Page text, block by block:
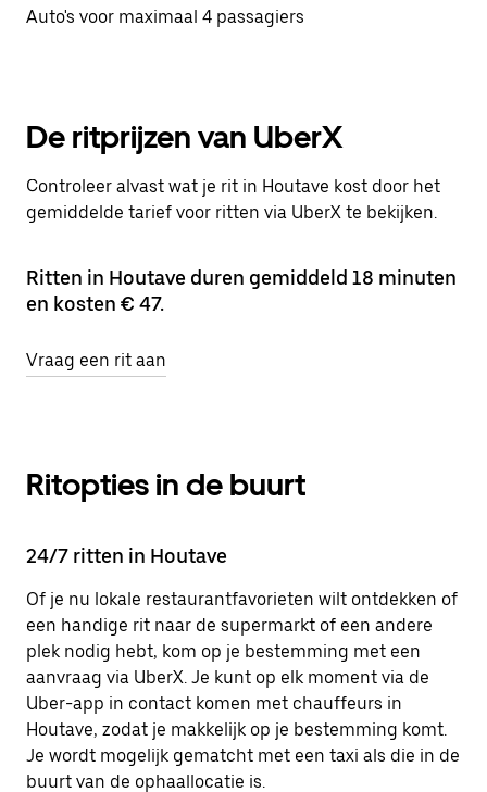
Auto's voor maximaal 4 passagiers
De ritprijzen van UberX
Controleer alvast wat je rit in Houtave kost door het
gemiddelde tarief voor ritten via UberX te bekijken.
Ritten in Houtave duren gemiddeld 18 minuten
en kosten € 47.
Vraag een rit aan
Ritopties in de buurt
24/7 ritten in Houtave
Of je nu lokale restaurantfavorieten wilt ontdekken of
een handige rit naar de supermarkt of een andere
plek nodig hebt, kom op je bestemming met een
aanvraag via UberX. Je kunt op elk moment via de
Uber-app in contact komen met chauffeurs in
Houtave, zodat je makkelijk op je bestemming komt.
Je wordt mogelijk gematcht met een taxi als die in de
buurt van de ophaallocatie is.